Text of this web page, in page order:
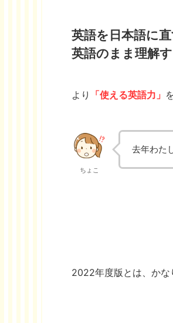
英語を日本語に
英語のまま理解
より 「使える英語力」
ちょこ
去年わた
2022年度版とは、かな